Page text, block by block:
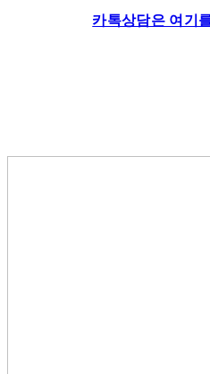
카톡상담은 여기